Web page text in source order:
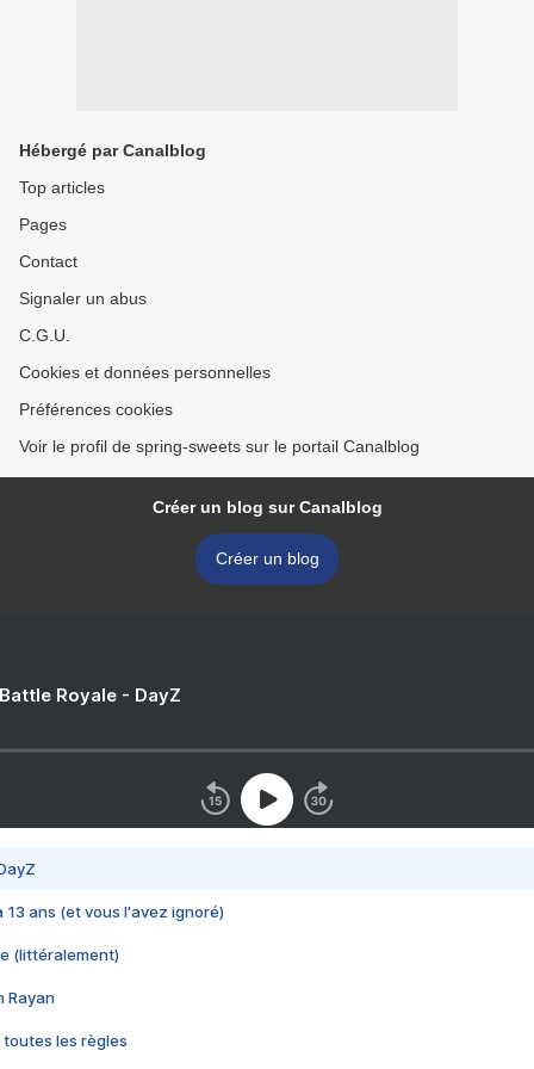
Hébergé par Canalblog
Top articles
Pages
Contact
Signaler un abus
C.G.U.
Cookies et données personnelles
Préférences cookies
Voir le profil de spring-sweets sur le portail Canalblog
Créer un blog sur Canalblog
Créer un blog
Royale - DayZ
13 ans (et vous l'avez ignoré)
(littéralement)
Rayan
toutes les règles